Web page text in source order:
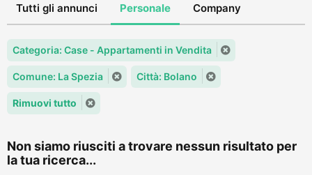
Tutti gli annunci Personale Company
Categoria: Case - Appartamenti in Vendita
Comune: La Spezia Città: Bolano
Rimuovi tutto
Non siamo riusciti a trovare nessun risultato per
la tua ricerca...